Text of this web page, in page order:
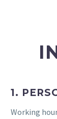
1.
Working